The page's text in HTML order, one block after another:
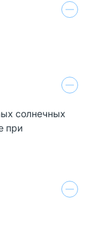
солнечных
при